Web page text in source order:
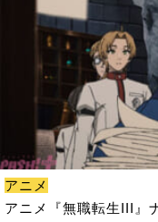
アニメ
アニメ『無職転生III』